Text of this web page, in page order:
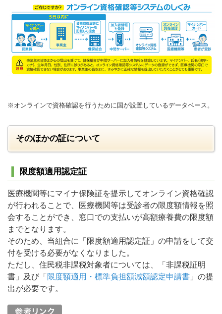
※オンラインで資格確認を行うために国が設置しているデータベース。
そのほかの証について
限度額適用認定証
医療機関等にマイナ保険証を提示してオンライン資格確認
が行われることで、医療機関等は受診者の限度額情報を照
会することができ、窓口での支払いが高額療養費の限度額
までとなります。
そのため、当組合に「限度額適用認定証」の申請をして交
付を受ける必要がなくなりました。
ただし、住民税非課税対象者については、「非課税証明
書」及び「 限度額適用・標準負担額減額認定申請書 」の提
出が必要です。